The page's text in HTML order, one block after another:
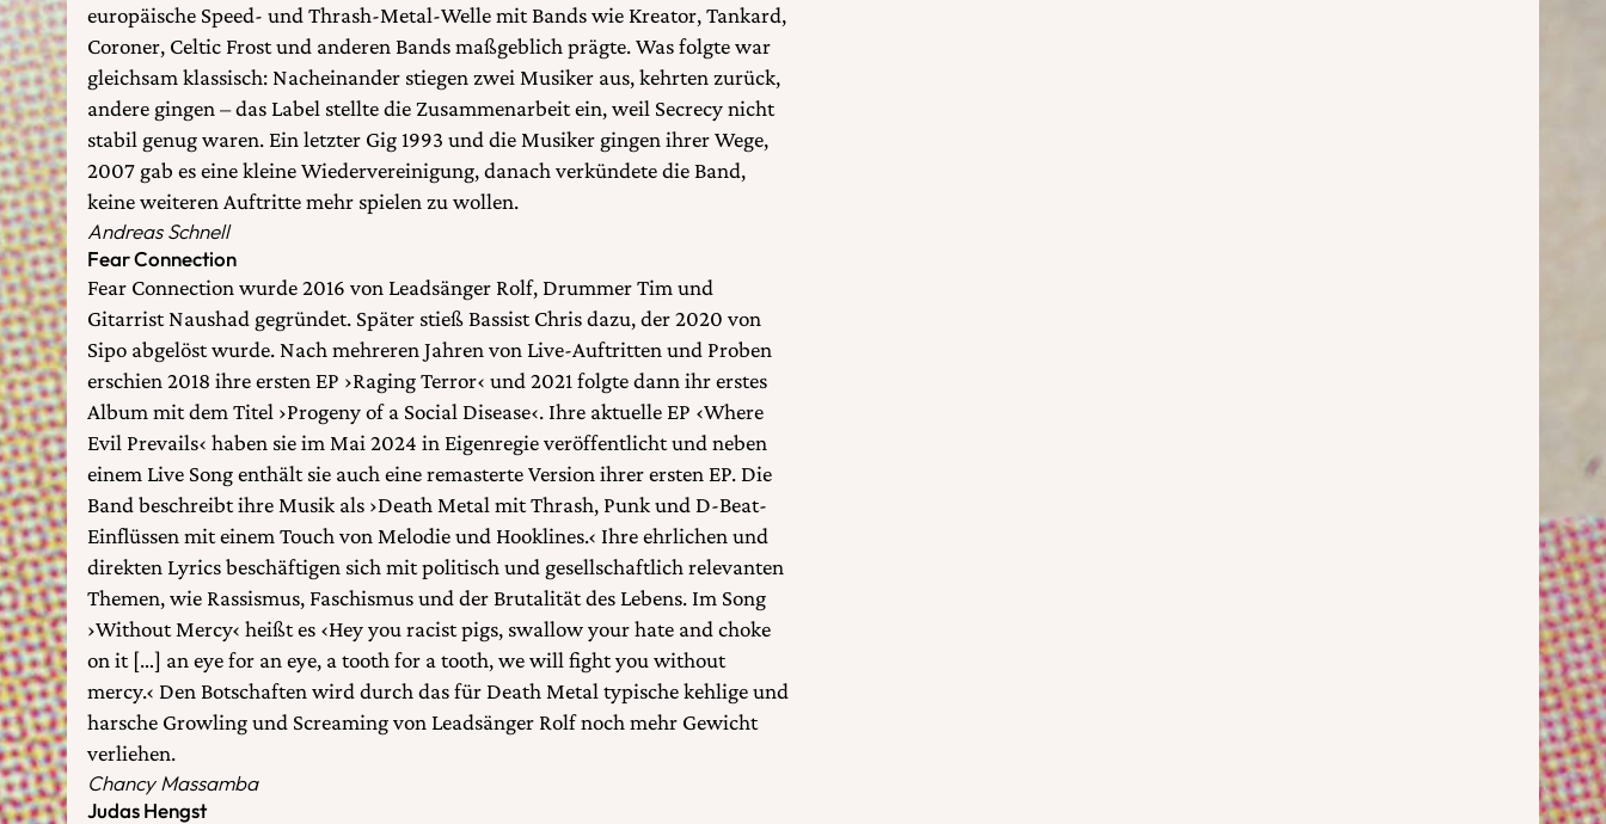
europäische Speed- und Thrash-Metal-Welle mit Bands wie Kreator, Tankard,
Coroner, Celtic Frost und anderen Bands maßgeblich prägte. Was folgte war
gleichsam klassisch: Nacheinander stiegen zwei Musiker aus, kehrten zurück,
andere gingen – das Label stellte die Zusammenarbeit ein, weil Secrecy nicht
stabil genug waren. Ein letzter Gig 1993 und die Musiker gingen ihrer Wege,
2007 gab es eine kleine Wiedervereinigung, danach verkündete die Band,
keine weiteren Auftritte mehr spielen zu wollen.
Andreas Schnell
Fear Connection
Fear Connection wurde 2016 von Leadsänger Rolf, Drummer Tim und
Gitarrist Naushad gegründet. Später stieß Bassist Chris dazu, der 2020 von
Sipo abgelöst wurde. Nach mehreren Jahren von Live-Auftritten und Proben
erschien 2018 ihre ersten EP ›Raging Terror‹ und 2021 folgte dann ihr erstes
Album mit dem Titel ›Progeny of a Social Disease‹. Ihre aktuelle EP ‹Where
Evil Prevails‹ haben sie im Mai 2024 in Eigenregie veröffentlicht und neben
einem Live Song enthält sie auch eine remasterte Version ihrer ersten EP. Die
Band beschreibt ihre Musik als ›Death Metal mit Thrash, Punk und D-Beat-
Einflüssen mit einem Touch von Melodie und Hooklines.‹ Ihre ehrlichen und
direkten Lyrics beschäftigen sich mit politisch und gesellschaftlich relevanten
Themen, wie Rassismus, Faschismus und der Brutalität des Lebens. Im Song
›Without Mercy‹ heißt es ‹Hey you racist pigs, swallow your hate and choke
on it […] an eye for an eye, a tooth for a tooth, we will fight you without
mercy.‹ Den Botschaften wird durch das für Death Metal typische kehlige und
harsche Growling und Screaming von Leadsänger Rolf noch mehr Gewicht
verliehen.
Chancy Massamba
Judas Hengst